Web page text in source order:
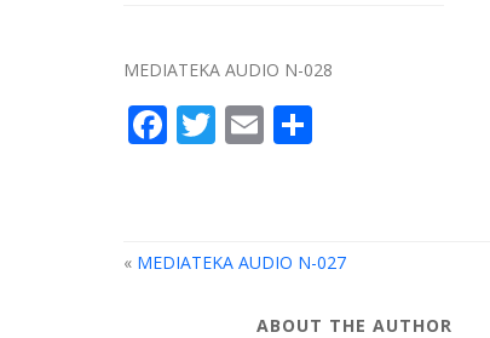
MEDIATEKA AUDIO N-028
Facebook
Twitter
Email
« MEDIATEKA AUDIO N-027
ABOUT THE AUTHOR